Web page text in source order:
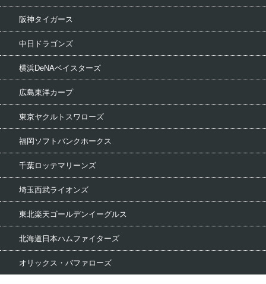
阪神タイガース
中日ドラゴンズ
横浜DeNAベイスターズ
広島東洋カープ
東京ヤクルトスワローズ
福岡ソフトバンクホークス
千葉ロッテマリーンズ
埼玉西武ライオンズ
東北楽天ゴールデンイーグルス
北海道日本ハムファイターズ
オリックス・バファローズ